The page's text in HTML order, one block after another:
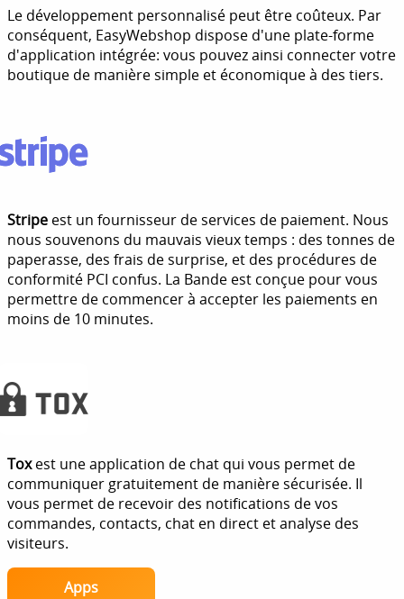
Le développement personnalisé peut être coûteux. Par
conséquent, EasyWebshop dispose d'une plate-forme
d'application intégrée: vous pouvez ainsi connecter votre
boutique de manière simple et économique à des tiers.
Stripe est un fournisseur de services de paiement. Nous
nous souvenons du mauvais vieux temps : des tonnes de
paperasse, des frais de surprise, et des procédures de
conformité PCI confus. La Bande est conçue pour vous
permettre de commencer à accepter les paiements en
moins de 10 minutes.
Toxest une application de chat qui vous permet de
communiquer gratuitement de manière sécurisée. Il
vous permet de recevoir des notifications de vos
commandes, contacts, chat en direct et analyse des
visiteurs.
Apps